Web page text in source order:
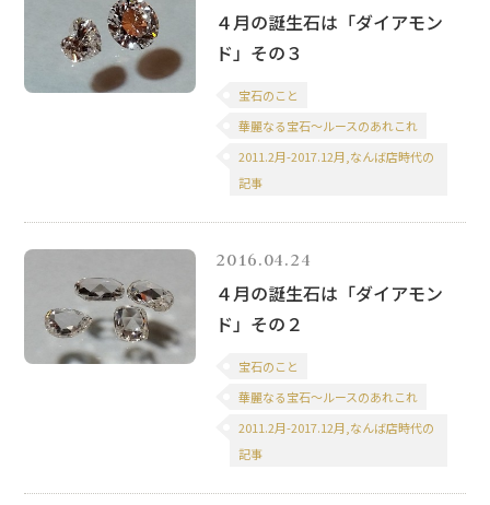
４月の誕生石は「ダイアモン
ド」その３
宝石のこと
華麗なる宝石～ルースのあれこれ
2011.2月-2017.12月,なんば店時代の
記事
2016.04.24
４月の誕生石は「ダイアモン
ド」その２
宝石のこと
華麗なる宝石～ルースのあれこれ
2011.2月-2017.12月,なんば店時代の
記事